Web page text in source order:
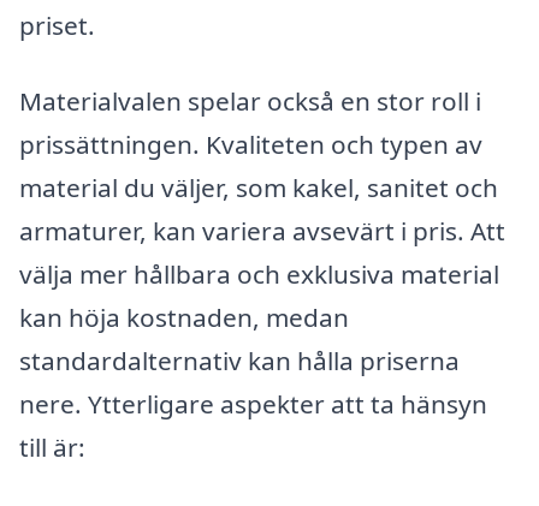
priset.
Materialvalen spelar också en stor roll i
prissättningen. Kvaliteten och typen av
material du väljer, som kakel, sanitet och
armaturer, kan variera avsevärt i pris. Att
välja mer hållbara och exklusiva material
kan höja kostnaden, medan
standardalternativ kan hålla priserna
nere. Ytterligare aspekter att ta hänsyn
till är: